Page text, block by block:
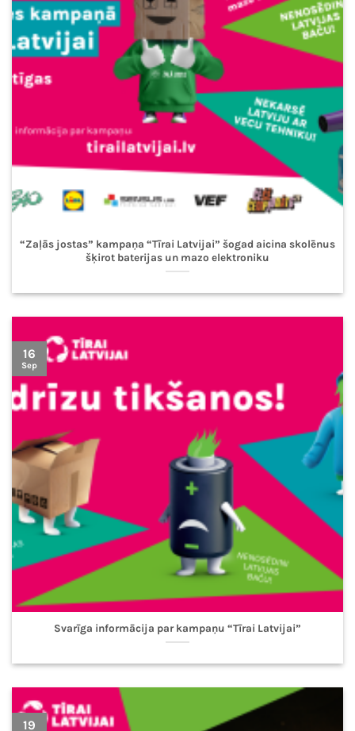
“Zaļās jostas” kampaņa “Tīrai Latvijai” šogad aicina skolēnus
šķirot baterijas un mazo elektroniku
Svarīga informācija par kampaņu “Tīrai Latvijai”
16
Sep
19